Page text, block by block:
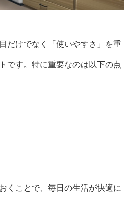
だけでなく「使いやすさ」を重
です。特に重要なのは以下の点
くことで、毎日の生活が快適に